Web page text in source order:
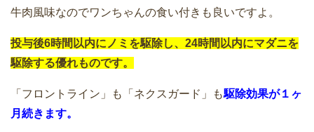
牛肉風味なのでワンちゃんの食い付きも良いですよ。
投与後6時間以内にノミを駆除し、24時間以内にマダニを
駆除する優れものです。
「フロントライン」も「ネクスガード」も駆除効果が１ヶ
月続きます。